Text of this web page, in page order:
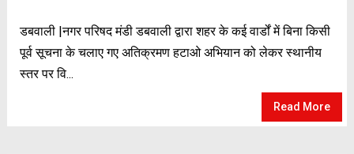
डबवाली |नगर परिषद मंडी डबवाली द्वारा शहर के कई वार्डों में बिना किसी
पूर्व सूचना के चलाए गए अतिक्रमण हटाओ अभियान को लेकर स्थानीय
स्तर पर वि...
Read More